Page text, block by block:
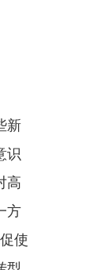
新
识
高
方
使